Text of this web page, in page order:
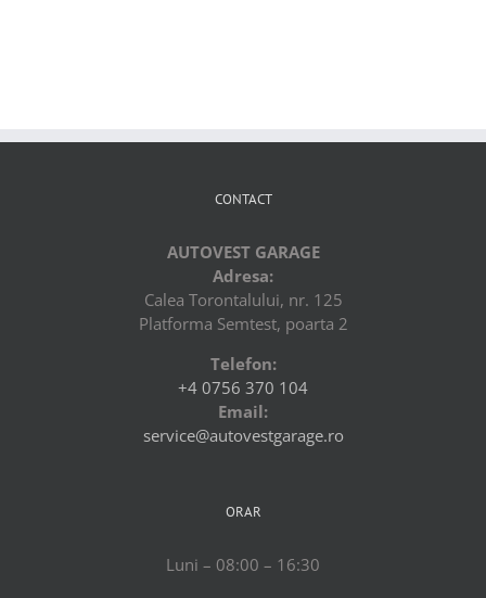
CONTACT
AUTOVEST GARAGE
Adresa:
Calea Torontalului, nr. 125
Platforma Semtest, poarta 2
Telefon:
+4 0756 370 104
Email:
service@autovestgarage.ro
ORAR
Luni – 08:00 – 16:30